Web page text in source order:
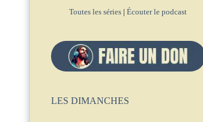
Toutes les séries |Écouter le podcast
LES DIMANCHES